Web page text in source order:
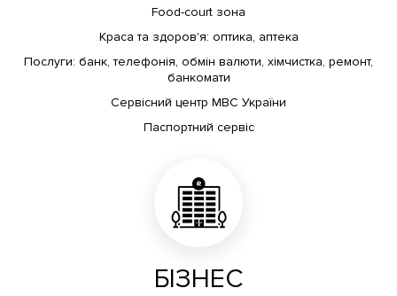
Food-court зона
Краса та здоров'я: оптика, аптека
Послуги: банк, телефонія, обмін валюти, хімчистка, ремонт,
банкомати
Сервісний центр МВС України
Паспортний сервіс
БІЗНЕС